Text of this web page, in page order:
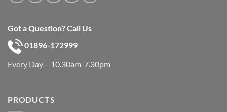
Got a Question? Call Us
01896-172999
Every Day – 10.30am-7.30pm
PRODUCTS